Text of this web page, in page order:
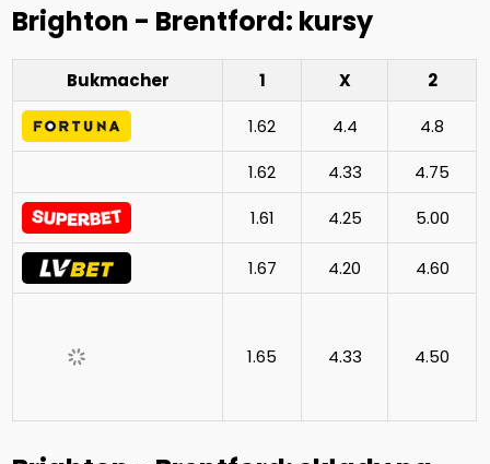
Brighton - Brentford: kursy
Bukmacher 1 X
2
1.62
4.4
4.8
1.62
4.33
4.75
1.61
4.25 5.00
1.67 4.20 4.60
1.65 4.33 4.50